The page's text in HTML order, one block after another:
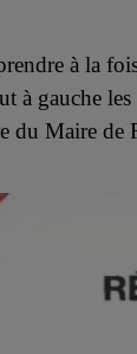
à la
à gauche
du Maire de